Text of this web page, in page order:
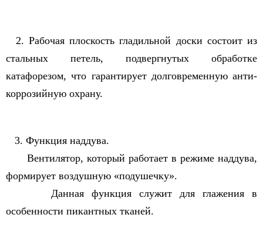
2. Рабочая плоскость гладильной доски состоит из
стальных петель, подвергнутых обработке
катафорезом, что гарантирует долговременную анти-
коррозийную охрану.
3. Функция наддува.
Вентилятор, который работает в режиме наддува,
формирует воздушную «подушечку».
Данная функция служит для глажения в
особенности пикантных тканей.